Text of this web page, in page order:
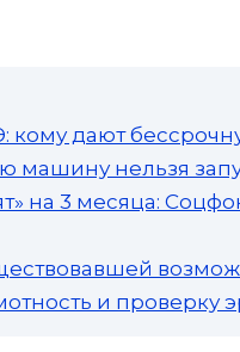
дают
машину нельзя
на 3 месяца:
и проверку